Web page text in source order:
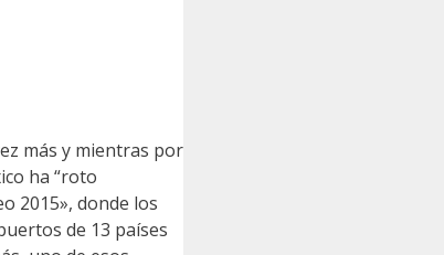
más y mientras por
ha “roto
2015», donde los
de 13 países